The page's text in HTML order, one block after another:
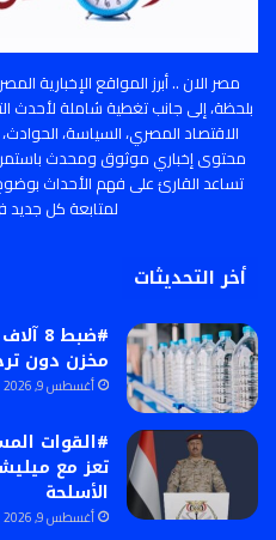
مصر الان .. أبرز المواقع الإخبارية
بلحظة، إلى جانب تغطية شاملة لأحدث
الاقتصاد المصري، السياسة،
محتوى إخباري موثوق ومحدث
تساعد القارئ على فهم الأحداث
لمتابعة كل جديد
أخر التحديثات
#ضبط
مخزن دون
أغسطس 9, 2026
#القوات
تعز مع
الأسلحة
أغسطس 9, 2026